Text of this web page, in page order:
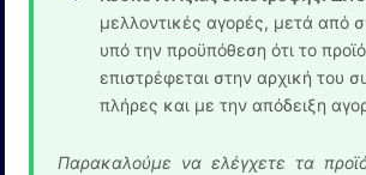
μελλοντικές αγορές, μετά από
υπό την προϋπόθεση ότι το
επιστρέφεται στην αρχική του
πλήρες και με την απόδειξη
Παρακαλούμε να ελέγχετε τα